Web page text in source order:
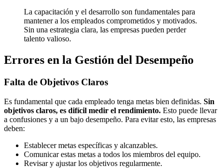
La capacitación y el desarrollo son fundamentales para
mantener a los empleados comprometidos y motivados.
Sin una estrategia clara, las empresas pueden perder
talento valioso.
Errores en la Gestión del Desempeño
Falta de Objetivos Claros
Es fundamental que cada empleado tenga metas bien definidas. Sin
objetivos claros, es difícil medir el rendimiento. Esto puede llevar
a confusiones y a un bajo desempeño. Para evitar esto, las empresas
deben:
Establecer metas específicas y alcanzables.
Comunicar estas metas a todos los miembros del equipo.
Revisar y ajustar los objetivos regularmente.